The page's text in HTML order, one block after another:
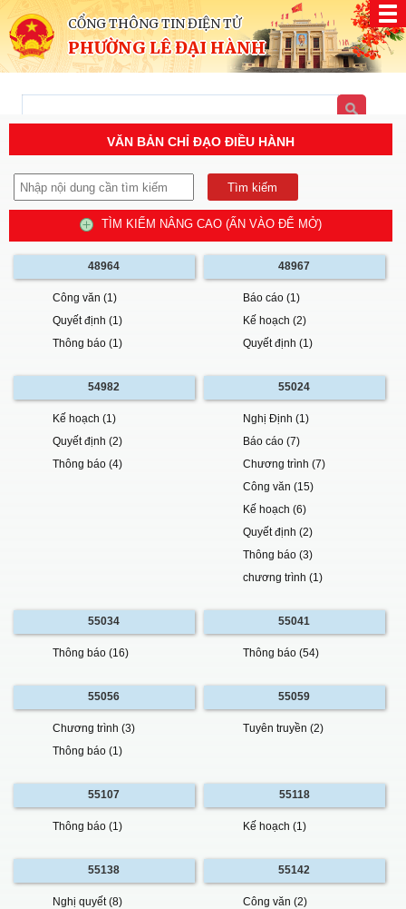
CỔNG THÔNG TIN ĐIỆN TỬ
PHƯỜNG LÊ ĐẠI HÀNH
VĂN BẢN CHỈ ĐẠO ĐIỀU HÀNH
TÌM KIẾM NÂNG CAO (ẤN VÀO ĐỂ MỞ)
48964
Công văn (1)
Quyết định (1)
Thông báo (1)
48967
Báo cáo (1)
Kế hoạch (2)
Quyết định (1)
54982
Kế hoạch (1)
Quyết định (2)
Thông báo (4)
55024
Nghị Định (1)
Báo cáo (7)
Chương trình (7)
Công văn (15)
Kế hoạch (6)
Quyết định (2)
Thông báo (3)
chương trình (1)
55034
Thông báo (16)
55041
Thông báo (54)
55056
Chương trình (3)
Thông báo (1)
55059
Tuyên truyền (2)
55107
Thông báo (1)
55118
Kế hoạch (1)
55138
Nghị quyết (8)
55142
Công văn (2)